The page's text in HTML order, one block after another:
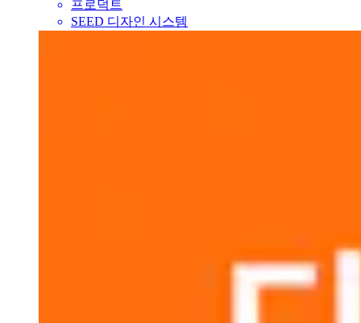
프로덕트
SEED 디자인 시스템